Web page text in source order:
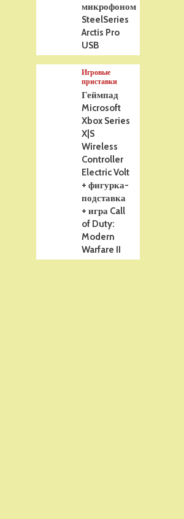
микрофоном
SteelSeries
Arctis Pro
USB
Игровые
приставки
Геймпад
Microsoft
Xbox Series
X|S
Wireless
Controller
Electric Volt
+ фигурка-
подставка
+ игра Call
of Duty:
Modern
Warfare II